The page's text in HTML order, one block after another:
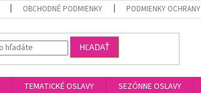
OBCHODNÉ PODMIENKY PODMIENKY OCHRANY
HĽADAŤ
TEMATICKÉ OSLAVY SEZÓNNE OSLAVY